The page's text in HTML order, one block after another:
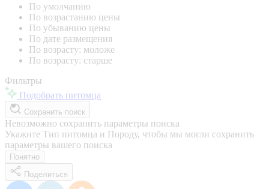
По умолчанию
По возрастанию цены
По убыванию цены
По дате размещения
По возрасту: моложе
По возрасту: старше
Фильтры
Подобрать питомца
Сохранить поиск
Невозможно сохранить параметры поиска
Укажите Тип питомца и Породу, чтобы мы могли сохранить
параметры вашего поиска
Понятно
Поделиться